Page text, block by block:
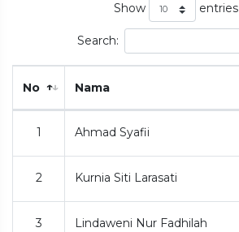
Show entries
Search:
No Nama
1 Ahmad Syafii
2 Kurnia Siti Larasati
3 Lindaweni Nur Fadhilah